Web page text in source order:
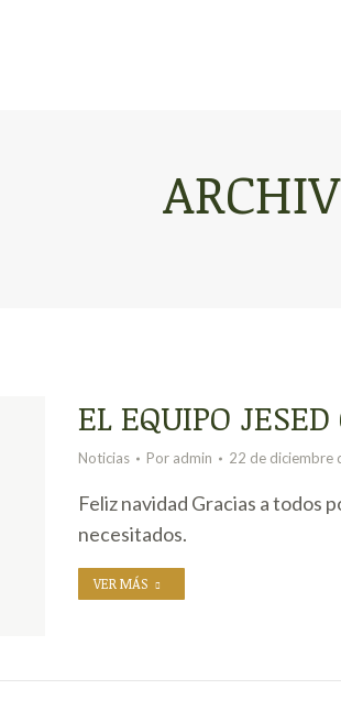
EL EQUIPO
Noticias Por admin 22 de diciembre
Feliz navidad Gracias a todos
necesitados.
VER MÁS